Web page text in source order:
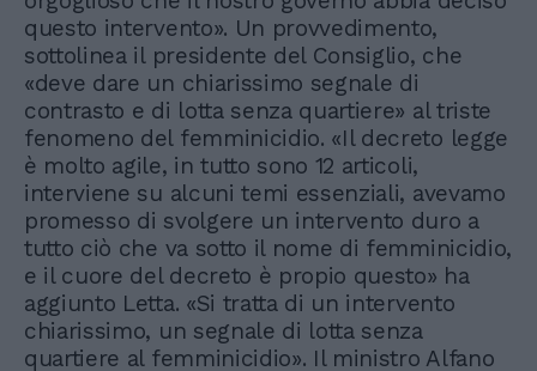
questo intervento». Un provvedimento,
sottolinea il presidente del Consiglio, che
«deve dare un chiarissimo segnale di
contrasto e di lotta senza quartiere» al triste
fenomeno del femminicidio. «Il decreto legge
è molto agile, in tutto sono 12 articoli,
interviene su alcuni temi essenziali, avevamo
promesso di svolgere un intervento duro a
tutto ciò che va sotto il nome di femminicidio,
e il cuore del decreto è propio questo» ha
aggiunto Letta. «Si tratta di un intervento
chiarissimo, un segnale di lotta senza
quartiere al femminicidio». Il ministro Alfano